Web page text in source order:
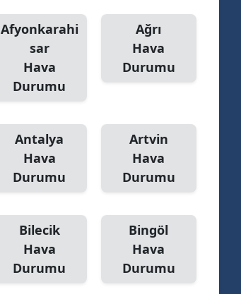
Afyonkarahi
sar
Hava
Durumu
Ağrı
Hava
Durumu
Antalya
Hava
Durumu
Artvin
Hava
Durumu
Bilecik
Hava
Durumu
Bingöl
Hava
Durumu